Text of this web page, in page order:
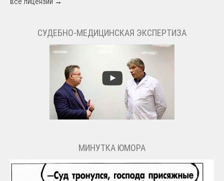
СУДЕБНО-МЕДИЦИНСКАЯ ЭКСПЕРТИЗА
МИНУТКА ЮМОРА